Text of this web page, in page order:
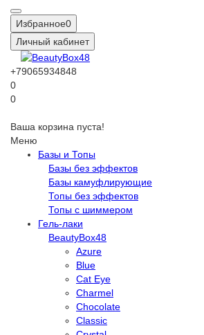
Избранное0
Личный кабинет
+79065934848
0
0
Ваша корзина пуста!
Меню
Базы и Топы
Базы без эффектов
Базы камуфлирующие
Топы без эффектов
Топы с шиммером
Гель-лаки
BeautyBox48
Azure
Blue
Cat Eye
Charmel
Chocolate
Classic